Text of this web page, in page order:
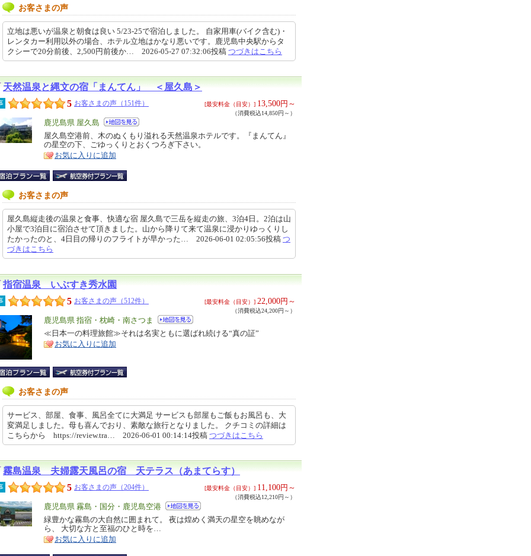
お客さまの声
立地は悪いが温泉と朝食は良い 5/23-25で宿泊しました。 自家用車(バイク含む)・
レンタカー利用以外の場合、ホテル立地はかなり悪いです。鹿児島中央駅からタ
クシーで20分前後、2,500円前後か… 2026-05-27 07:32:06投稿 つづきはこちら
天然温泉と縄文の宿「まんてん」 ＜屋久島＞
5 お客さまの声（151件） [最安料金（目安）] 13,500円～
（消費税込14,850円～）
エ
リ
ア
鹿児島県 屋久島
特
徴
屋久島空港前、木のぬくもり溢れる天然温泉ホテルです。『まんてん』
の星空の下、ごゆっくりとおくつろぎ下さい。
お気に入りに追加
お客さまの声
屋久島縦走後の温泉と食事、快適な宿 屋久島で三岳を縦走の旅、3泊4日。2泊は山
小屋で3泊目に宿泊させて頂きました。山から降りて来て温泉に浸かりゆっくりし
たかったのと、4日目の帰りのフライトが早かった… 2026-06-01 02:05:56投稿 つ
づきはこちら
指宿温泉 いぶすき秀水園
5 お客さまの声（512件） [最安料金（目安）] 22,000円～
（消費税込24,200円～）
エ
リ
ア
鹿児島県 指宿・枕崎・南さつま
特
徴
≪日本一の料理旅館≫それは名実ともに選ばれ続ける“真の証”
お気に入りに追加
お客さまの声
サービス、部屋、食事、風呂全てに大満足 サービスも部屋もご飯もお風呂も、大
変満足しました。母も喜んでおり、素敵な旅行となりました。 クチコミの詳細は
こちらから https://review.tra… 2026-06-01 00:14:14投稿 つづきはこちら
霧島温泉 夫婦露天風呂の宿 天テラス（あまてらす）
5 お客さまの声（204件） [最安料金（目安）] 11,100円～
（消費税込12,210円～）
エ
リ
ア
鹿児島県 霧島・国分・鹿児島空港
特
徴
緑豊かな霧島の大自然に囲まれて。 夜は煌めく満天の星空を眺めなが
ら、 大切な方と至福のひと時を…
お気に入りに追加